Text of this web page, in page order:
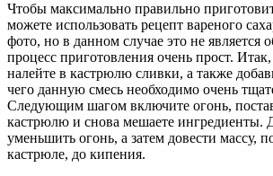
Чтобы максимально правильно
можете использовать рецепт вареного
фото, но в данном случае это не является
процесс приготовления очень прост.
налейте в кастрюлю сливки, а также
чего данную смесь необходимо очень
Следующим шагом включите огонь,
кастрюлю и снова мешаете ингредиенты.
уменьшить огонь, а затем довести массу,
кастрюле, до кипения.